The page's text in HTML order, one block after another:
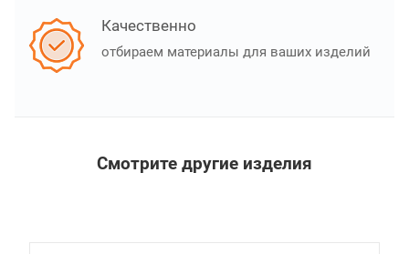
Качественно
отбираем материалы для ваших изделий
Смотрите другие изделия